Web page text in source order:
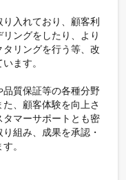
入れており、顧客利
ングをしたり、より
リングを行う等、改
ます。
品質保証等の各種分野
、顧客体験を向上さ
マーサポートとも密
組み、成果を承認・
。